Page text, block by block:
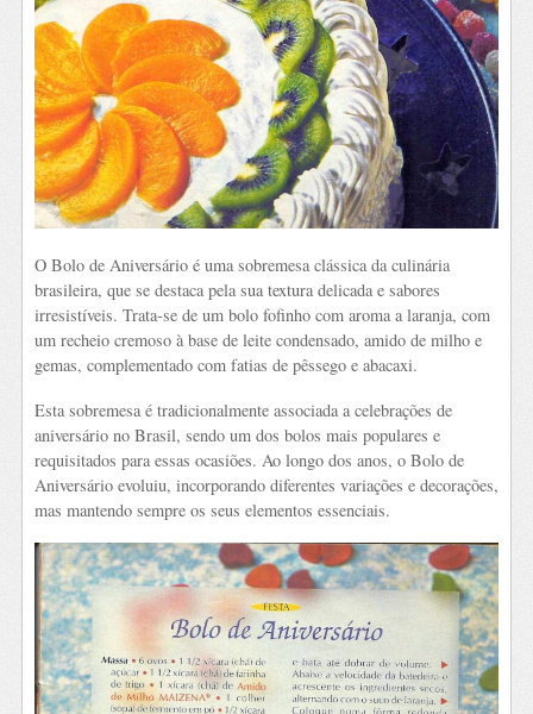
O Bolo de Aniversário é uma sobremesa clássica da culinária
brasileira, que se destaca pela sua textura delicada e sabores
irresistíveis. Trata-se de um bolo fofinho com aroma a laranja, com
um recheio cremoso à base de leite condensado, amido de milho e
gemas, complementado com fatias de pêssego e abacaxi.
Esta sobremesa é tradicionalmente associada a celebrações de
aniversário no Brasil, sendo um dos bolos mais populares e
requisitados para essas ocasiões. Ao longo dos anos, o Bolo de
Aniversário evoluiu, incorporando diferentes variações e decorações,
mas mantendo sempre os seus elementos essenciais.